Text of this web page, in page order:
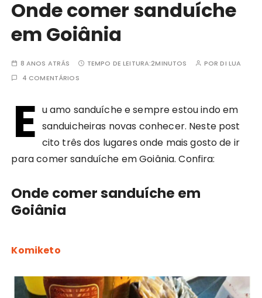
Onde comer sanduíche
em Goiânia
8 ANOS ATRÁS TEMPO DE LEITURA:2MINUTOS PORDI LUA
4 COMENTÁRIOS
E u amo sanduíche e sempre estou indo em
sanduicheiras novas conhecer. Neste post
cito três dos lugares onde mais gosto de ir
para comer sanduíche em Goiânia. Confira:
Onde comer sanduíche em
Goiânia
Komiketo